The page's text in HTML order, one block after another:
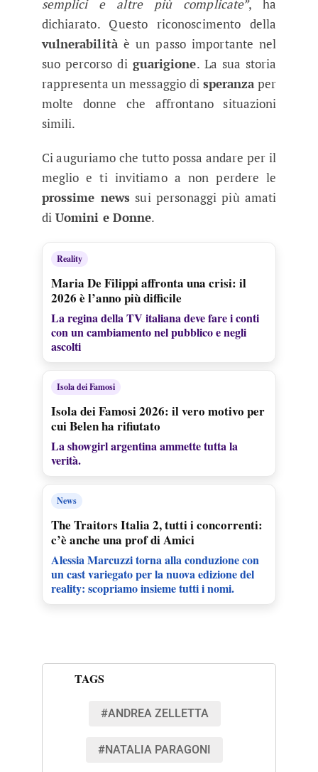
semplici e altre più complicate”, ha
dichiarato. Questo riconoscimento della
vulnerabilitàè un passo importante nel
suo percorso di guarigione. La sua storia
rappresenta un messaggio di speranzaper
molte donne che affrontano situazioni
simili.
Ci auguriamo che tutto possa andare per il
meglio e ti invitiamo a non perdere le
prossime news sui personaggi più amati
diUomini e Donne.
Reality
Maria De Filippi affronta una crisi: il
2026 è l’anno più difficile
La regina della TV italiana deve fare i conti
con un cambiamento nel pubblico e negli
ascolti
Isola dei Famosi
Isola dei Famosi 2026: il vero motivo per
cui Belen ha rifiutato
La showgirl argentina ammette tutta la
verità.
News
The Traitors Italia 2, tutti i concorrenti:
c’è anche una prof di Amici
Alessia Marcuzzi torna alla conduzione con
un cast variegato per la nuova edizione del
reality: scopriamo insieme tutti i nomi.
TAGS
#ANDREA ZELLETTA
#NATALIA PARAGONI